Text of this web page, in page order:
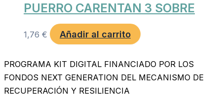
PUERRO CARENTAN 3 SOBRE
1,76 € Añadir al carrito
PROGRAMA KIT DIGITAL FINANCIADO POR LOS
FONDOS NEXT GENERATION DEL MECANISMO DE
RECUPERACIÓN Y RESILIENCIA